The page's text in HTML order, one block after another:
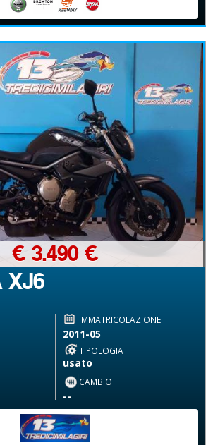
XJ6
€ 3.490 €
IMMATRICOLAZIONE
2011-05
TIPOLOGIA
usato
CAMBIO
--